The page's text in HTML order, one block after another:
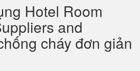
Hotel Room
and
cháy đơn giản